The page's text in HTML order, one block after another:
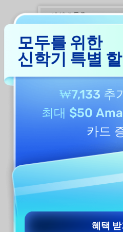
모두를 위한
신학기 특별
₩7,133 추
최대 $50
카드
혜택 받